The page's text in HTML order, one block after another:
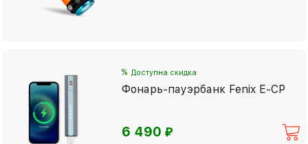
% Доступна скидка
Фонарь-пауэрбанк Fenix E-CP
6 490⃏